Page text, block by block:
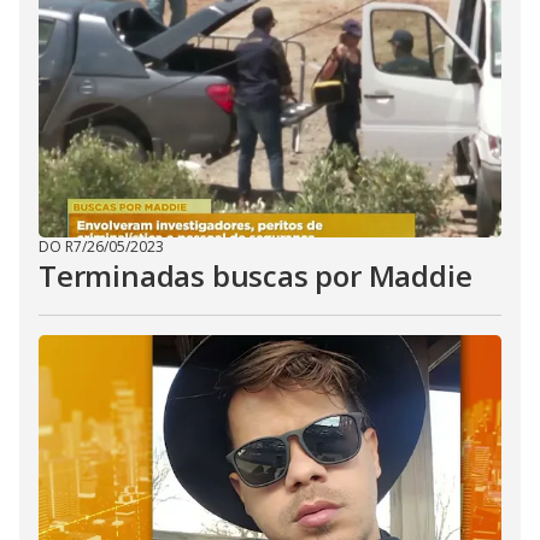
DO R7/26/05/2023
Terminadas buscas por Maddie